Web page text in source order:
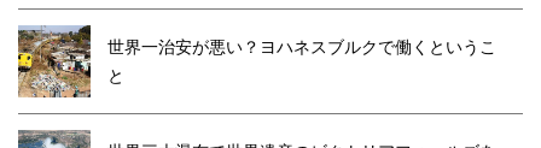
世界一治安が悪い？ヨハネスブルクで働くというこ
と